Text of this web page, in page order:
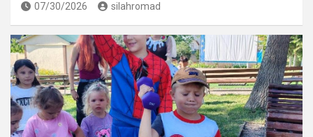
07/30/2026 silahromad